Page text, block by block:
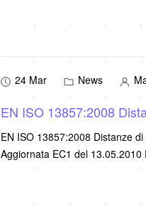
24 Mar News
EN ISO 13857:2008
EN ISO 13857:2008 Distanze
Aggiornata EC1 del